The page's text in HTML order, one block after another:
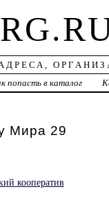
попасть в каталог
Мира 29
кооператив